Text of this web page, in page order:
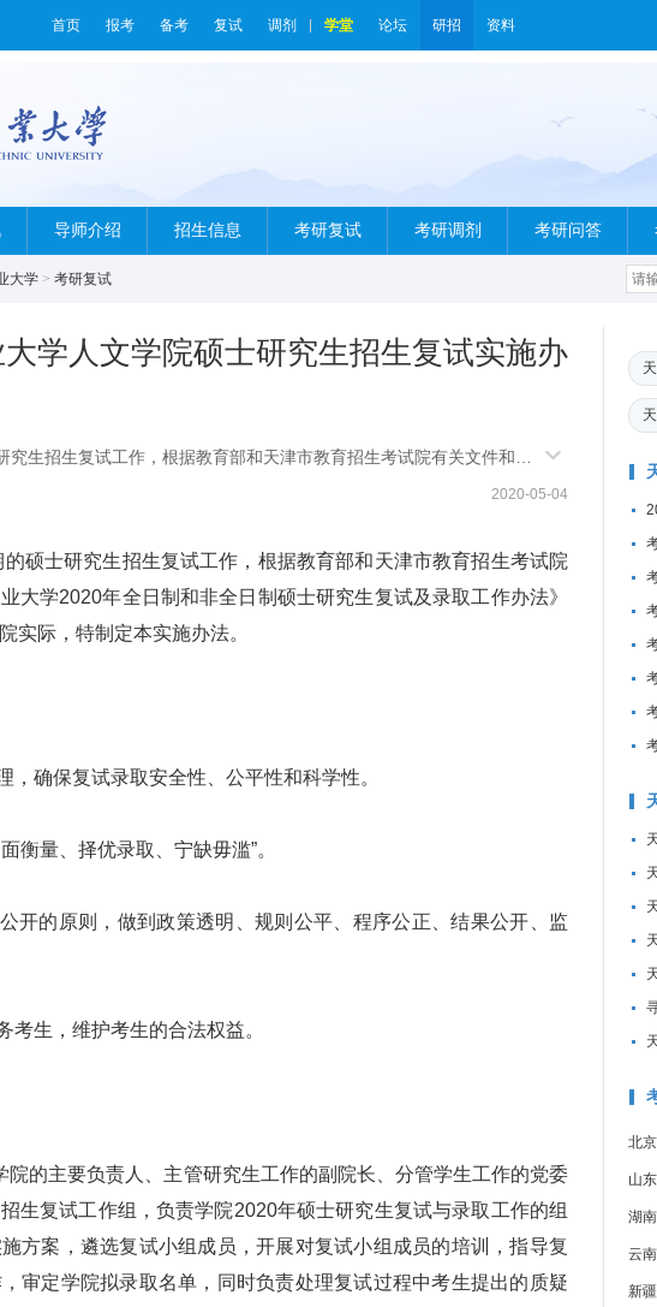
首页 报考 备考 复试 调剂 学堂 论坛 研招 资料
导师介绍 招生信息 考研复试 考研调剂 考研问答
大学 > 考研复试
大学人文学院硕士研究生招生复试实施办
生招生复试工作，根据教育部和天津市教育招生考试院有关文件和学
2020-05-04
士研究生招生复试工作，根据教育部和天津市教育招生考试院
大学2020年全日制和非全日制硕士研究生复试及录取工作办法》
实际，特制定本实施办法。
确保复试录取安全性、公平性和科学性。
量、择优录取、宁缺毋滥”。
的原则，做到政策透明、规则公平、程序公正、结果公开、监
生，维护考生的合法权益。
的主要负责人、主管研究生工作的副院长、分管学生工作的党委
生复试工作组，负责学院2020年硕士研究生复试与录取工作的组
方案，遴选复试小组成员，开展对复试小组成员的培训，指导复
审定学院拟录取名单，同时负责处理复试过程中考生提出的质疑
北京
山东
湖南
云南
新疆